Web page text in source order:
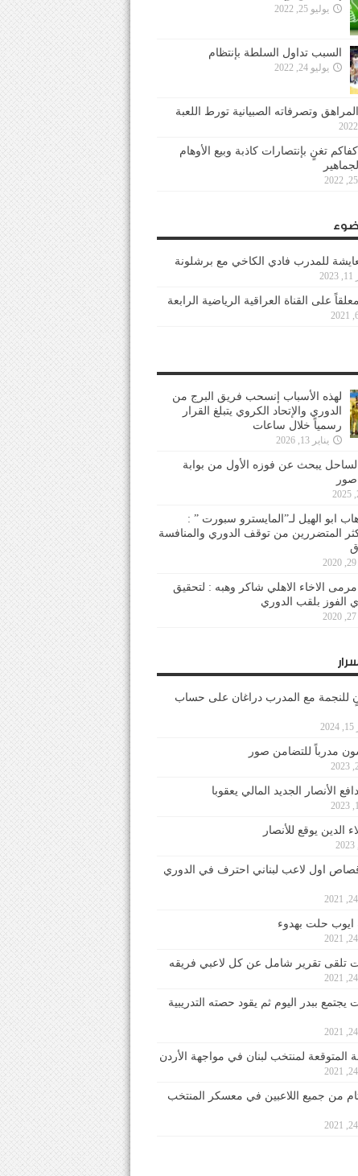
يوليو 25, 2022
السبب تداول السلطة بإنتظام
يوليو 24, 2022
المراهق وتصرفاته الصبيانية تورط اللعبة
كفاكم تغنٍ بإنتصارات كاذبة وبيع الأوهام
للمدرب فادي الكاخي مع برشلونة
معلقاً على القناة العراقية الرياضية الرابعة
لهذه الأسباب إنسحب فريق البرج من
الدوري والإتحاد الكروي يتبلغ القرار
رسمياً خلال ساعات
يناير 13, 2026
يبحث عن فوزه الأول من بوابة
صور
ابو الهيل لـ”المايسترو سبورت ” :
أكثر المتضررين من توقف الدوري والمنافسة
الاخاء الاهلي شاكر وهبه : لتحقيق
الفوز بلقب الدوري
للنجمة مع المدرب دراغان على حساب
مدرباً للتضامن صور
الأنصار الجديد المالي يعقوبا
الدين يوقع للأنصار
اول لاعب لبناني احترف في الدوري
حلت بهدوء
تلقى تقرير شامل عن كل لاعبي فريقه
ببدر اليوم ثم يقود حصته التدريبية
المتوقعة لمنتخب لبنان في مواجهة الأردن
تام من جميع اللاعبين في معسكر المنتخب